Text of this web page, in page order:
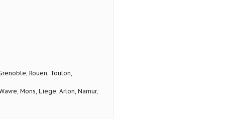
Rouen, Toulon,
Mons, Liege, Arlon, Namur,